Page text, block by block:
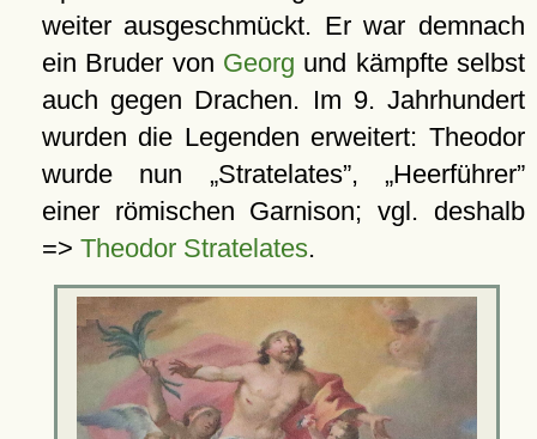
weiter ausgeschmückt. Er war demnach
ein Bruder von Georg und kämpfte selbst
auch gegen Drachen. Im 9. Jahrhundert
wurden die Legenden erweitert: Theodor
wurde nun
Stratelates , Heerführer
einer römischen Garnison; vgl. deshalb
=> Theodor Stratelates.